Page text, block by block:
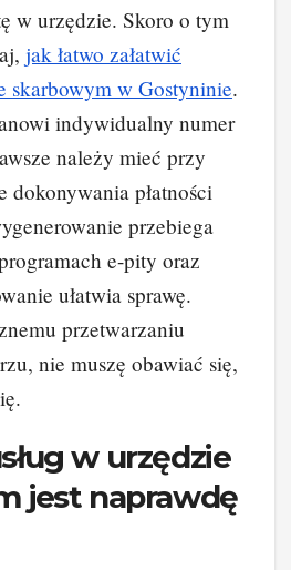
w urzędzie. Skoro o tym
jak łatwo załatwić
skarbowym w Gostyninie.
indywidualny numer
należy mieć przy
dokonywania płatności
przebiega
e-pity oraz
ułatwia sprawę.
przetwarzaniu
nie muszę obawiać się,
w urzędzie
jest naprawdę